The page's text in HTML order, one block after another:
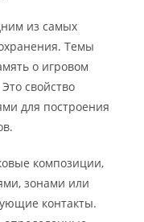
из самых
Темы
о игровом
свойство
для построения
композиции,
зонами или
контакты.